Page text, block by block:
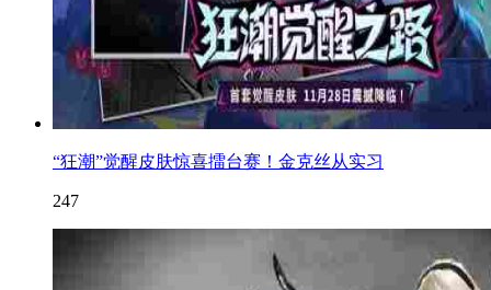
“狂潮”觉醒皮肤惊喜擂台赛！金克丝从实习
247